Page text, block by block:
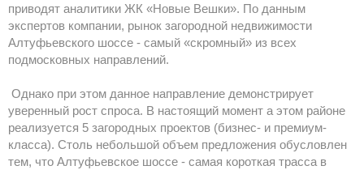
приводят аналитики ЖК «Новые Вешки». По данным
экспертов компании, рынок загородной недвижимости
Алтуфьевского шоссе - самый «скромный» из всех
подмосковных направлений.
Однако при этом данное направление демонстрирует
уверенный рост спроса. В настоящий момент а этом районе
реализуется 5 загородных проектов (бизнес- и премиум-
класса). Столь небольшой объем предложения обусловлен
тем, что Алтуфьевское шоссе - самая короткая трасса в